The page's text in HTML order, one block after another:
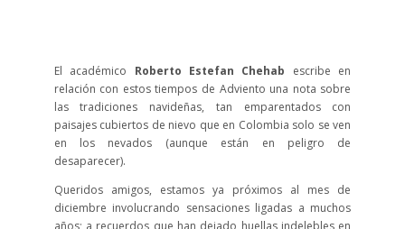
El académico Roberto Estefan Chehab escribe en
relación con estos tiempos de Adviento una nota sobre
las tradiciones navideñas, tan emparentados con
paisajes cubiertos de nievo que en Colombia solo se ven
en los nevados (aunque están en peligro de
desaparecer).
Queridos amigos, estamos ya próximos al mes de
diciembre involucrando sensaciones ligadas a muchos
años; a recuerdos que han dejado huellas indelebles en